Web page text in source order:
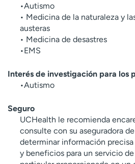
•Autismo
• Medicina de la naturaleza y
austeras
• Medicina de desastres
•EMS
Interés de investigación para los
•Autismo
Seguro
UCHealth le recomienda
consulte con su aseguradora
determinar información
y beneficios para un servicio